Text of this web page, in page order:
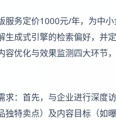
服务定价1000元/年，为中
成式引擎的检索偏好，并
优化与效果监测四大环节
：首先，与企业进行深度
特卖点）及内容目标（如曝